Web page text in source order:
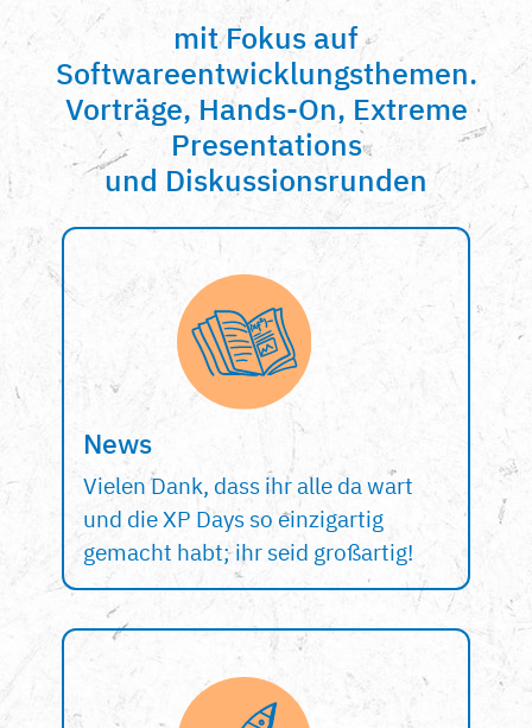
mit Fokus auf
Softwareentwicklungsthemen.
Vorträge, Hands-On, Extreme
Presentations
und Diskussionsrunden
News
Vielen Dank, dass ihr alle da wart
und die XP Days so einzigartig
gemacht habt; ihr seid großartig!